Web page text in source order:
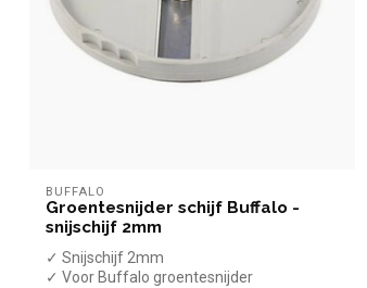
BUFFALO
Groentesnijder schijf Buffalo -
snijschijf 2mm
✓ Snijschijf 2mm
✓ Voor Buffalo groentesnijder